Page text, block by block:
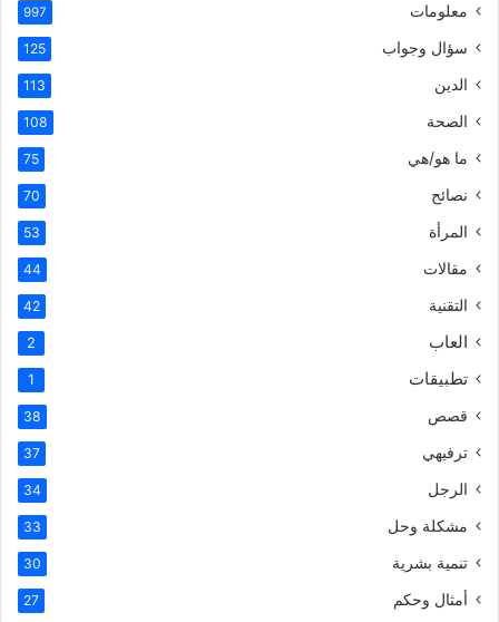
معلومات 997
سؤال وجواب 125
الدين 113
الصحة 108
ما هو/هي 75
نصائح 70
المرأة 53
مقالات 44
التقنية 42
العاب 2
تطبيقات 1
قصص 38
ترفيهي 37
الرجل 34
مشكلة وحل 33
تنمية بشرية 30
أمثال وحكم 27